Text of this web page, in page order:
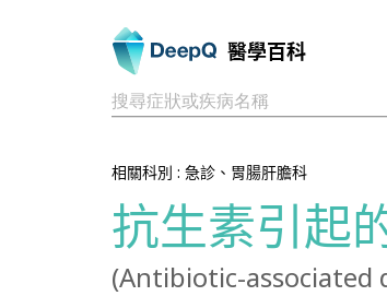
醫學百科
搜尋症狀或疾病名稱
相關科別 : 急診、胃腸肝膽科
抗生素引起
(Antibiotic-associated